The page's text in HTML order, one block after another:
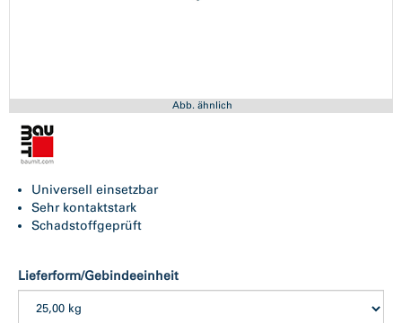
Abb. ähnlich
Universell einsetzbar
Sehr kontaktstark
Schadstoffgeprüft
Lieferform/Gebindeeinheit